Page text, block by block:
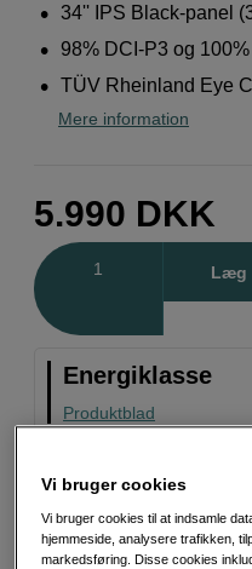
34'' IPS Black-panel
98% DCI-P3 og
TÜV Rheinland Eye
Mere information
5.990 DKK
Læg
Energiklasse
Produktblad
Fri fragt ved køb
Vi bruger cookies
Vi bruger cookies til at indsamle
hjemmeside, analysere trafikken,
markedsføring. Disse cookies